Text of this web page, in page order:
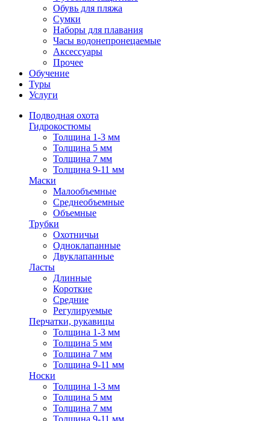
Обувь для пляжа
Сумки
Наборы для плавания
Часы водонепронецаемые
Аксессуары
Прочее
Обучение
Туры
Услуги
Подводная охота
Гидрокостюмы
Толщина 1-3 мм
Толщина 5 мм
Толщина 7 мм
Толщина 9-11 мм
Маски
Малообъемные
Среднеобъемные
Объемные
Трубки
Охотничьи
Одноклапанные
Двуклапанные
Ласты
Длинные
Короткие
Средние
Регулируемые
Перчатки, рукавицы
Толщина 1-3 мм
Толщина 5 мм
Толщина 7 мм
Толщина 9-11 мм
Носки
Толщина 1-3 мм
Толщина 5 мм
Толщина 7 мм
Толщина 9-11 мм